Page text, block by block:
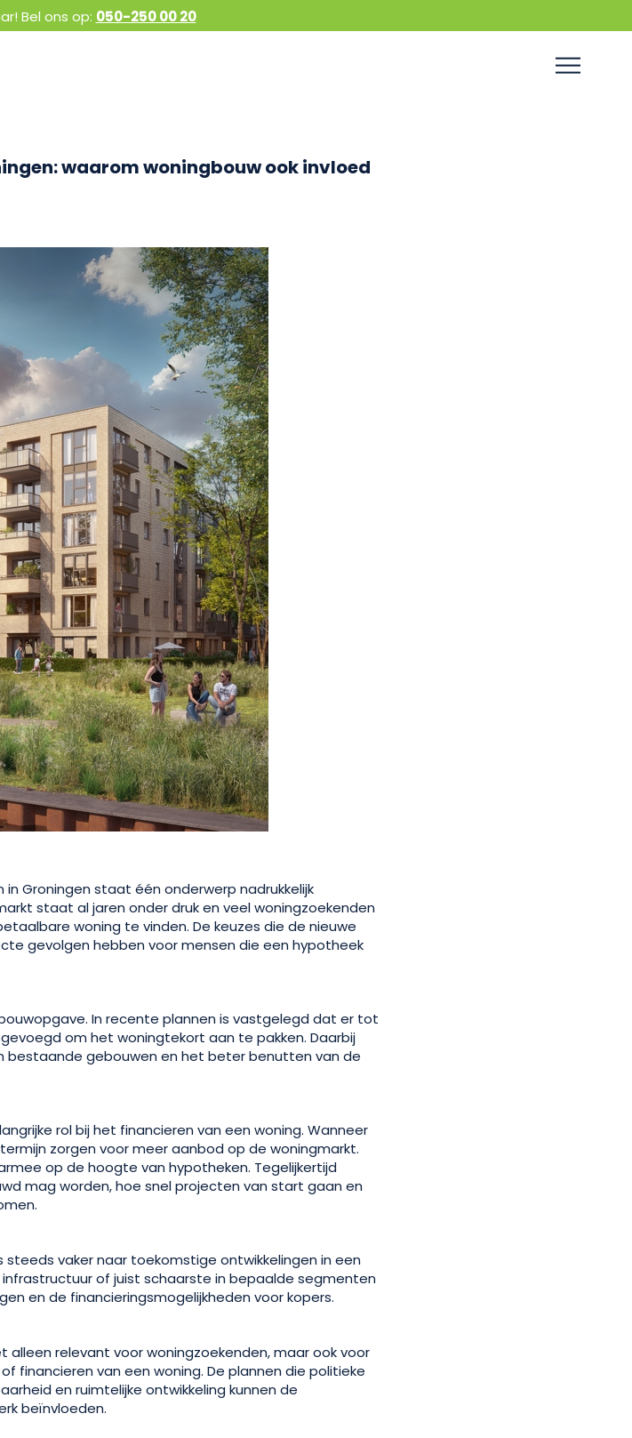
Bel ons op: 050-250 00 20
waarom woningbouw ook invloed
Groningen staat één onderwerp nadrukkelijk
staat al jaren onder druk en veel woningzoekenden
woning te vinden. De keuzes die de nieuwe
gevolgen hebben voor mensen die een hypotheek
In recente plannen is vastgelegd dat er tot
om het woningtekort aan te pakken. Daarbij
bestaande gebouwen en het beter benutten van de
rol bij het financieren van een woning. Wanneer
zorgen voor meer aanbod op de woningmarkt.
op de hoogte van hypotheken. Tegelijkertijd
mag worden, hoe snel projecten van start gaan en
vaker naar toekomstige ontwikkelingen in een
of juist schaarste in bepaalde segmenten
en de financieringsmogelijkheden voor kopers.
relevant voor woningzoekenden, maar ook voor
financieren van een woning. De plannen die politieke
en ruimtelijke ontwikkeling kunnen de
beïnvloeden.